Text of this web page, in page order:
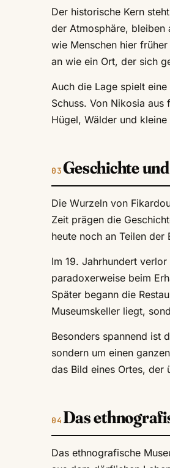
Der historische Kern
der Atmosphäre, bleiben
wie Menschen hier
an wie ein Ort, der sich
Auch die Lage spielt
Schuss. Von Nikosia
Hügel, Wälder und
Geschichte
Die Wurzeln von
Zeit prägen die
heute noch an Teilen
Im 19. Jahrhundert
paradoxerweise beim
Später begann die
Museumskeller liegt,
Besonders spannend ist
sondern um einen
das Bild eines Ortes, der
Das
Das ethnografische